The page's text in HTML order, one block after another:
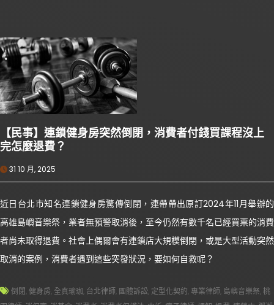
【民事】連鎖健身房突然倒閉，消費者付錢買課程沒上
完怎麼退費？
31 10 月, 2025
近日台北市知名連鎖健身房驚傳倒閉，連帶帶出原訂2024年11月舉辦的
高雄島嶼音樂祭，業者無預警取消後，至今仍然有數千名已經買票的消費
者尚未取得退費。社會上偶爾會有連鎖店大規模倒閉，或是大型活動突然
取消的案例，消費者遇到這些突發狀況，要如何自救呢？
倒閉,健身房, 全真瑜珈, 台北律師, 團體訴訟, 定型化契約, 專業律師, 島嶼音樂祭,桃